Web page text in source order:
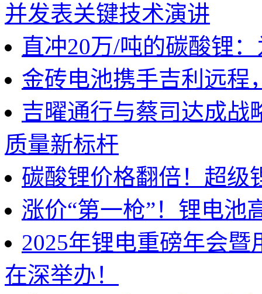
并发表关键技术演讲
直冲20万/吨的碳酸锂
金砖电池携手吉利远程
吉曜通行与蔡司达成战
质量新标杆
碳酸锂价格翻倍！超级
涨价“第一枪”！锂电池
2025年锂电重磅年会
在深举办！